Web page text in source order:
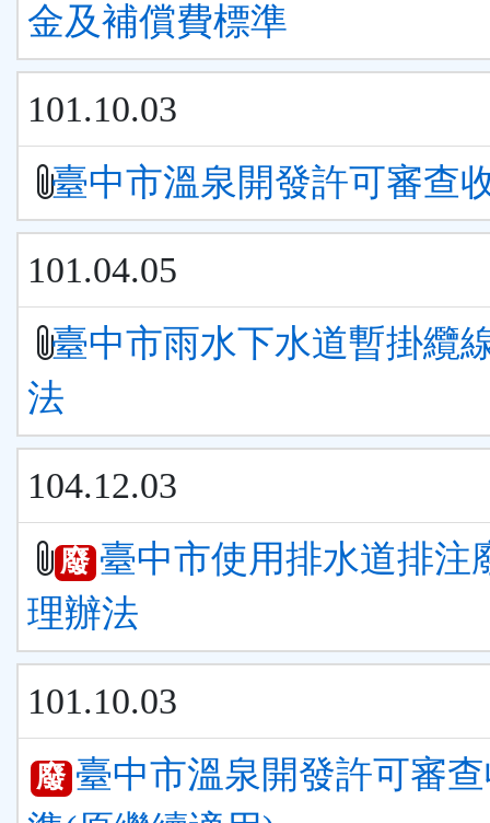
金及補償費標準
101.10.03
臺中市溫泉開發許可審查
101.04.05
臺中市雨水下水道暫掛纜
法
104.12.03
廢 臺中市使用排水道排注
理辦法
101.10.03
廢 臺中市溫泉開發許可審